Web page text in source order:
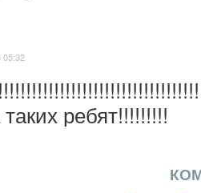
05:32
ребят!!!!!!!!!